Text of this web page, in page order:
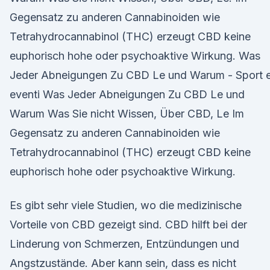
Gegensatz zu anderen Cannabinoiden wie
Tetrahydrocannabinol (THC) erzeugt CBD keine
euphorisch hohe oder psychoaktive Wirkung. Was
Jeder Abneigungen Zu CBD Le und Warum - Sport
eventi Was Jeder Abneigungen Zu CBD Le und
Warum Was Sie nicht Wissen, Über CBD, Le Im
Gegensatz zu anderen Cannabinoiden wie
Tetrahydrocannabinol (THC) erzeugt CBD keine
euphorisch hohe oder psychoaktive Wirkung.
Es gibt sehr viele Studien, wo die medizinische
Vorteile von CBD gezeigt sind. CBD hilft bei der
Linderung von Schmerzen, Entzündungen und
Angstzustände. Aber kann sein, dass es nicht